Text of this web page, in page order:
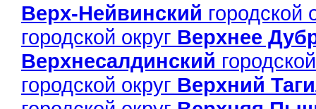
Верх-Нейвинский городской
городской округ Верхнее
Верхнесалдинский
городской округ Верхний